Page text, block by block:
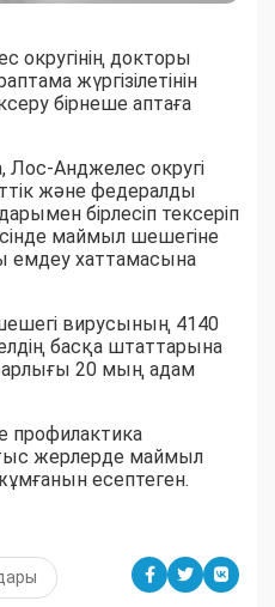
округінің докторы
жүргізілетінін
бірнеше аптаға
Лос-Анджелес округі
және федералды
бірлесіп тексеріп
маймыл шешегіне
емдеу хаттамасына
вирусының 4140
басқа штаттарына
20 мың адам
профилактика
жерлерде маймыл
есептеген.